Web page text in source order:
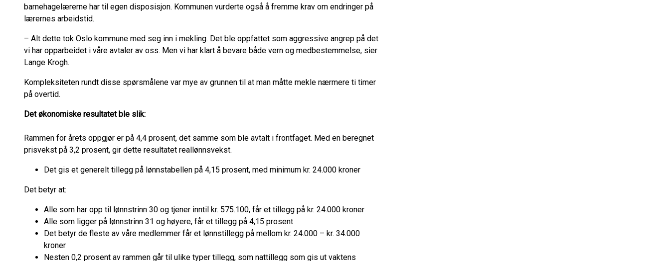
barnehagelærerne har til egen disposisjon. Kommunen vurderte også å fremme krav om endringer på
lærernes arbeidstid.
– Alt dette tok Oslo kommune med seg inn i mekling. Det ble oppfattet som aggressive angrep på det
vi har opparbeidet i våre avtaler av oss. Men vi har klart å bevare både vern og medbestemmelse, sier
Lange Krogh.
Kompleksiteten rundt disse spørsmålene var mye av grunnen til at man måtte mekle nærmere ti timer
på overtid.
Det økonomiske resultatet ble slik:
Rammen for årets oppgjør er på 4,4 prosent, det samme som ble avtalt i frontfaget. Med en beregnet
prisvekst på 3,2 prosent, gir dette resultatet reallønnsvekst.
Det gis et generelt tillegg på lønnstabellen på 4,15 prosent, med minimum kr. 24.000 kroner
Det betyr at:
Alle som har opp til lønnstrinn 30 og tjener inntil kr. 575.100, får et tillegg på kr. 24.000 kroner
Alle som ligger på lønnstrinn 31 og høyere, får et tillegg på 4,15 prosent
Det betyr de fleste av våre medlemmer får et lønnstillegg på mellom kr. 24.000 – kr. 34.000
kroner
Nesten 0,2 prosent av rammen går til ulike typer tillegg, som nattillegg som gis ut vaktens